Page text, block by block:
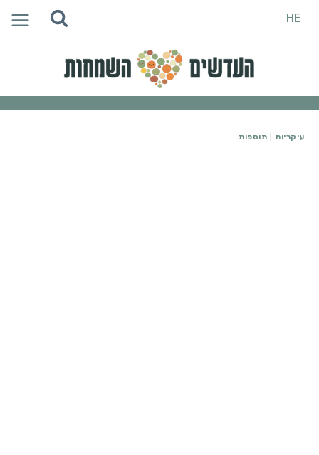
HE
עיקריות| תוספות